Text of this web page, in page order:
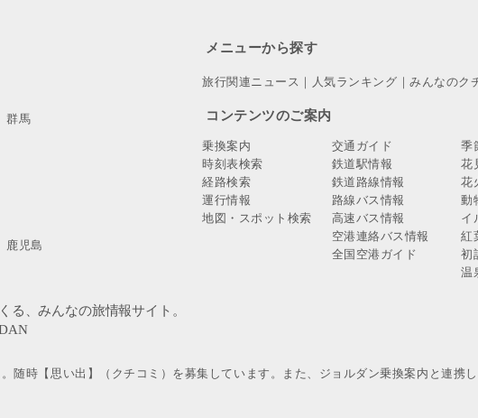
群馬
鹿児島
メニューから探す
旅行関連ニュース ｜ 人気ランキング ｜みんなのク
コンテンツのご案内
乗換案内
時刻表検索
経路検索
運行情報
地図・スポット検索
交通ガイド
鉄道駅情報
鉄道路線情報
路線バス情報
高速バス情報
空港連絡バス情報
全国空港ガイド
季
花
花
動
イ
紅
初
温
随時【思い出】（クチコミ）を募集しています。また、ジョルダン乗換案内と連携